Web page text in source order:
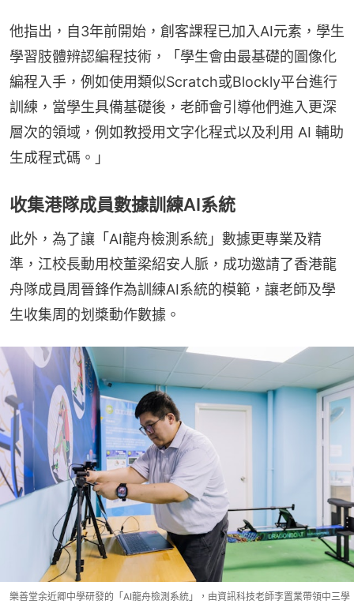
他指出，自3年前開始，創客課程已加入AI元素，學生
學習肢體辨認編程技術，「學生會由最基礎的圖像化
編程入手，例如使用類似Scratch或Blockly平台進行
訓練，當學生具備基礎後，老師會引導他們進入更深
層次的領域，例如教授用文字化程式以及利用 AI 輔助
生成程式碼。」
收集港隊成員數據訓練AI系統
此外，為了讓「AI龍舟檢測系統」數據更專業及精
準，江校長動用校董梁紹安人脈，成功邀請了香港龍
舟隊成員周晉鋒作為訓練AI系統的模範，讓老師及學
生收集周的划槳動作數據。
樂善堂余近卿中學研發的「AI龍舟檢測系統」，由資訊科技老師李置業帶領中三學